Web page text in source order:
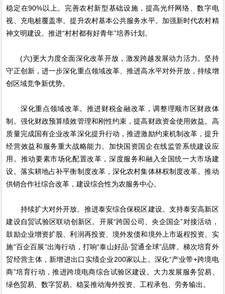
稳定在90%以上。完善农村新型基础设施，提高光纤网络、数字电
视、充电桩覆盖率。提升农村基本公共服务水平。加强新时代农村精
神文明建设。推进“村村都有好青年”培养计划。
(六)更大力度全面深化改革开放，激发跨越发展动力活力。坚持
守正创新，进一步深化重点领域改革、推进高水平对外开放，持续增
创区域竞争新优势。
深化重点领域改革。推进财税金融改革，调整理顺市区财政体
制。强化财政预算绩效管理和刚性约束，提高财政资金使用效益。高
质量完成国有企业改革深化提升行动，推进激励约束机制改革，提升
经营效益和服务重大战略能力。加快国资国企在线监管系统建设应
用。推动要素市场化配置改革，深度服务和融入全国统一大市场建
设。落实耕地占补平衡制度改革，深化农村集体林权制度改革。推动
供销合作社综合改革，建设综合性为农服务中心。
持续扩大对外开放。推进泰安综合保税区建设。支持泰安高新区
建设自贸试验区联动创新区。开展“跨国公司、央企国企”对接活动，
鼓励企业增资扩股、利润再投资、境外发债和境外上市返程投资。实
施“百企百展”出海行动，打响“泰山好品·贸通全球”品牌。梯次培育外
贸经营主体，新增进出口实绩企业200家以上。深化“产业带+跨境电
商”培育行动，推进跨境电商综合试验区建设。大力发展服务贸易、
绿色贸易、数字贸易。稳妥推动海外投资、工程承包、劳务输出。